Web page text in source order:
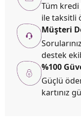
Tüm kredi
ile taksitli
Müşteri
destek
%100
Güçlü
kartınız